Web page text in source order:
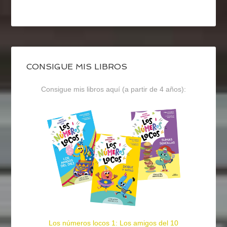
CONSIGUE MIS LIBROS
Consigue mis libros aquí (a partir de 4 años):
Los números locos 1: Los amigos del 10